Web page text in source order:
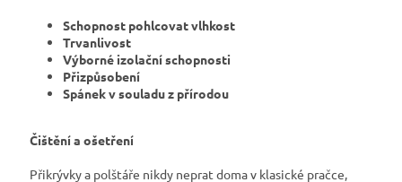
Schopnost pohlcovat vlhkost
Trvanlivost
Výborné izolační schopnosti
Přizpůsobení
Spánek v souladu z přírodou
Čištění a ošetření
Přikrývky a polštáře nikdy neprat doma v klasické pračce,